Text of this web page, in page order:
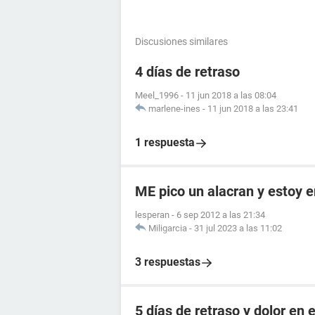
Discusiones similares
4 días de retraso
Meel_1996 - 11 jun 2018 a las 08:04
marlene-ines - 11 jun 2018 a las 23:41
1 respuesta
ME pico un alacran y estoy
lesperan - 6 sep 2012 a las 21:34
Miligarcia - 31 jul 2023 a las 11:02
3 respuestas
5 días de retraso y dolor en